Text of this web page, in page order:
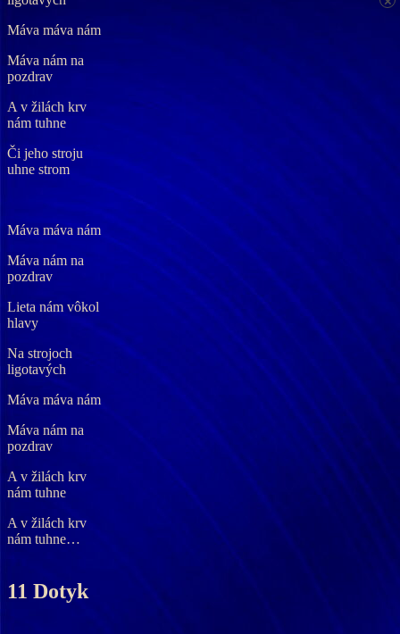
Máva máva nám
Máva nám na
pozdrav
A v žilách krv
nám tuhne
Či jeho stroju
uhne strom
Máva máva nám
Máva nám na
pozdrav
Lieta nám vôkol
hlavy
Na strojoch
ligotavých
Máva máva nám
Máva nám na
pozdrav
A v žilách krv
nám tuhne
A v žilách krv
nám tuhne…
11 Dotyk